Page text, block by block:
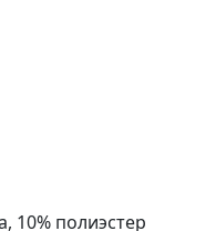
10% полиэстер